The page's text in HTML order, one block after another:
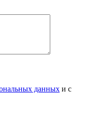
данных и с